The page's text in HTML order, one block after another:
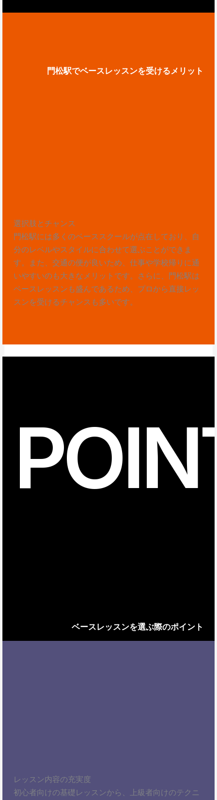
門松駅でベースレッスンを受けるメリット
選択肢とチャンス
門松駅には多くのベーススクールが点在しており、自
分のレベルやスタイルに合わせて選ぶことができま
す。また、交通の便が良いため、仕事や学校帰りに通
いやすいのも大きなメリットです。さらに、門松駅は
ベースレッスンも盛んであるため、プロから直接レッ
スンを受けるチャンスも多いです。
ベースレッスンを選ぶ際のポイント
レッスン内容の充実度
初心者向けの基礎レッスンから、上級者向けのテクニ